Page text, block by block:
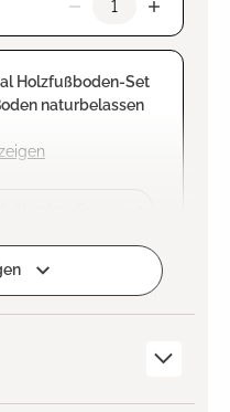
Holzfußboden-Set
naturbelassen